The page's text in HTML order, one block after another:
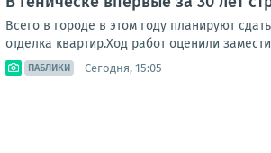
Всего в городе в этом году планируют
отделка квартир.Ход работ оценили
ПАБЛИКИ Сегодня, 15:05